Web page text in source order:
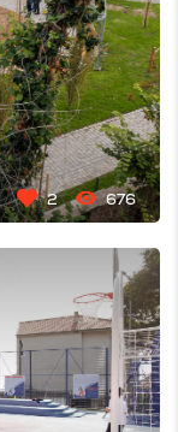
2 676